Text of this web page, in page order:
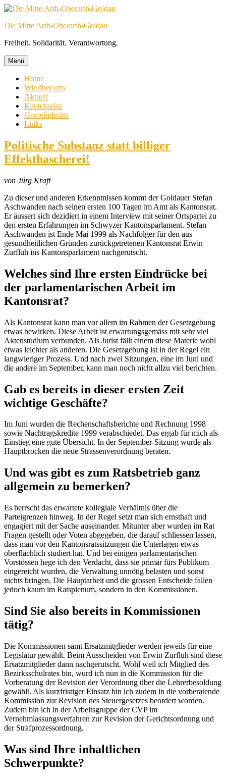
Zum
springen
Die Mitte Arth-Oberarth-Goldau
Freiheit. Solidarität. Verantwortung.
Menü
Home
Wir über uns
Aktuell
Kantonsräte
Gemeinderäte
Links
Aktuell
Politische Substanz statt billiger
Effekthascherei!
von Jürg Kraft
Zu dieser und anderen Erkenntnissen kommt der Goldauer Stefan
Aschwanden nach seinen ersten 100 Tagen im Amt als Kantonsrat.
Er äussert sich dezidiert in einem Interview mit seiner Ortspartei zu
den ersten Erfahrungen im Schwyzer Kantonsparlament. Stefan
Aschwanden ist Ende Mai 1999 als Nachfolger für den aus
gesundheitlichen Gründen zurückgetretenen Kantonsrat Erwin
Zurfluh ins Kantonsparlament nachgerutscht.
Welches sind Ihre ersten Eindrücke bei
der parlamentarischen Arbeit im
Kantonsrat?
Als Kantonsrat kann man vor allem im Rahmen der Gesetzgebung
etwas bewirken. Diese Arbeit ist erwartungsgemäss mit sehr viel
Aktenstudium verbunden. Als Jurist fällt einem diese Materie wohl
etwas leichter als anderen. Die Gesetzgebung ist in der Regel ein
langwieriger Prozess. Und nach zwei Sitzungen, eine im Juni und
die andere im September, kann man noch nicht allzu viel berichten.
Gab es bereits in dieser ersten Zeit
wichtige Geschäfte?
Im Juni wurden die Rechenschaftsberichte und Rechnung 1998
sowie Nachtragskredite 1999 verabschiedet. Das ergab für mich als
Einstieg eine gute Übersicht. In der September-Sitzung wurde als
Hauptbrocken die neue Strassenverordnung beraten.
Und was gibt es zum Ratsbetrieb ganz
allgemein zu bemerken?
Es herrscht das erwartete kollegiale Verhältnis über die
Parteigrenzen hinweg. In der Regel setzt man sich ernsthaft und
engagiert mit der Sache auseinander. Mitunter aber wurden im Rat
Fragen gestellt oder Voten abgegeben, die darauf schliessen lassen,
dass man vor den Kantonsratssitzungen die Unterlagen etwas
oberflächlich studiert hat. Und bei einigen parlamentarischen
Vorstössen hege ich den Verdacht, dass sie primär fürs Publikum
eingereicht wurden, die Verwaltung unnötig belasten und sonst
nichts bringen. Die Hauptarbeit und die grossen Entscheide fallen
jedoch kaum im Ratsplenum, sondern in den Kommissionen.
Sind Sie also bereits in Kommissionen
tätig?
Die Kommissionen samt Ersatzmitglieder werden jeweils für eine
Legislatur gewählt. Beim Ausscheiden von Erwin Zurfluh sind diese
Ersatzmitglieder dann nachgerutscht. Wohl weil ich Mitglied des
Bezirksschulrates bin, wurd ich nun in die Kommission für die
Vorberatung der Revision der Verordnung über die Lehrerbesoldung
gewählt. Als kurzfristiger Einsatz bin ich zudem in die vorberatende
Kommission zur Revision des Steuergesetzes beordert worden.
Zudem bin ich in der Arbeitsgruppe der CVP im
Vernehmlassungsverfahren zur Revision der Gerichtsordnung und
der Strafprozessordnung.
Was sind Ihre inhaltlichen
Schwerpunkte?